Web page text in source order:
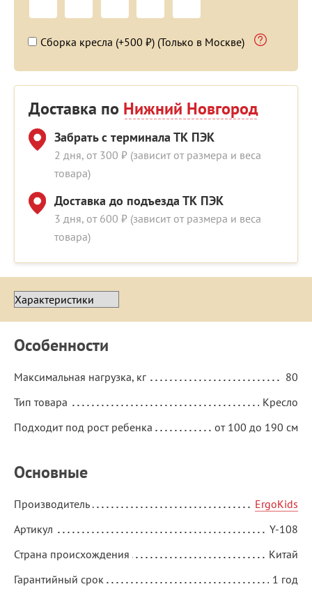
Сборка кресла (+500 ₽) (Только в Москве)
Доставка по Нижний Новгород
Забрать с терминала ТК ПЭК
2 дня, от 300 ₽ (зависит от размера и веса
товара)
Доставка до подъезда ТК ПЭК
3 дня, от 600 ₽ (зависит от размера и веса
товара)
Особенности
Максимальная нагрузка, кг
80
Тип товара
Кресло
Подходит под рост ребенка
от 100 до 190 см
Основные
Производитель
ErgoKids
Артикул
Y-108
Страна происхождения
Китай
Гарантийный срок
1 год